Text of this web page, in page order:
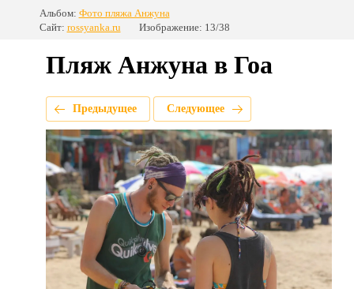
Альбом: Фото пляжа Анжуна
Сайт: rossyanka.ru Изображение: 13/38
Пляж Анжуна в Гоа
Предыдущее Следующее